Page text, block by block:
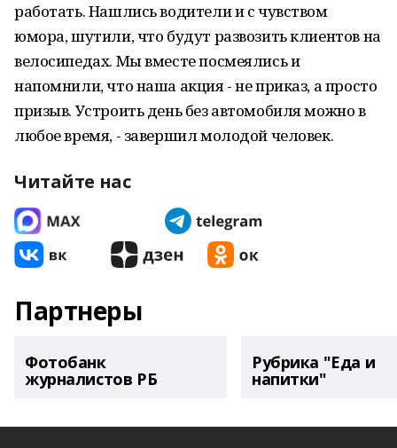
работать. Нашлись водители и с чувством
юмора, шутили, что будут развозить клиентов на
велосипедах. Мы вместе посмеялись и
напомнили, что наша акция - не приказ, а просто
призыв. Устроить день без автомобиля можно в
любое время, - завершил молодой человек.
Читайте нас
Партнеры
Фотобанк
журналистов РБ
Рубрика "Еда и
напитки"